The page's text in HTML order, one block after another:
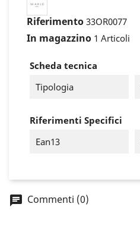
Riferimento 33OR0077
In magazzino 1 Articoli
Scheda tecnica
Tipologia
Riferimenti Specifici
Ean13
Commenti (0)
Accedi